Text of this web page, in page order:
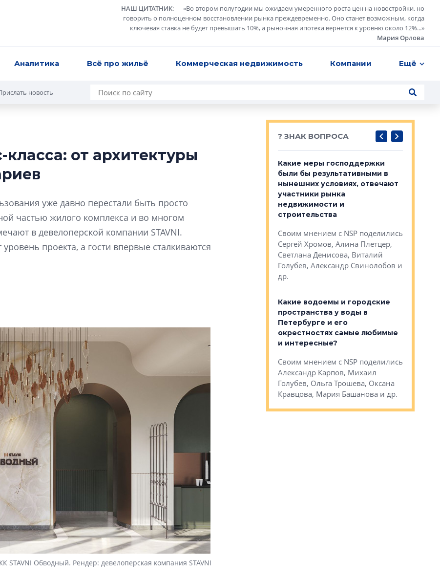
НАШ ЦИТАТНИК: «Во втором полугодии мы ожидаем умеренного роста цен на новостройки, но
говорить о полноценном восстановлении рынка преждевременно. Оно станет возможным, когда
ключевая ставка не будет превышать 10%, а рыночная ипотека вернется к уровню около 12%...»
Мария Орлова
Аналитика Всё про жильё Коммерческая недвижимость Компании Ещё
новость
от архитектуры
уже давно перестали быть просто
частью жилого комплекса и во многом
в девелоперской компании STAVNI.
проекта, а гости впервые сталкиваются
STAVNI Обводный. Рендер: девелоперская компания STAVNI
? ЗНАК ВОПРОСА
Разрыв цен между первичкой и
Разрыв цен между первичкой и
рынка? Своим мнением об этом
поделились Ольга Трошева,
Екатерина Немченко, Максим
Свинолобов, Александр Кравцов,
Кирилл Кудинов и др.
Какие меры господдержки
были бы результативными в
нынешних условиях, отвечают
участники рынка
недвижимости и
строительства
Своим мнением с NSP поделились
Сергей Хромов, Алина Плетцер,
Светлана Денисова, Виталий
Голубев, Александр Свинолобов и
др.
Какие водоемы и городские
пространства у воды в
Петербурге и его
окрестностях самые любимые
и интересные?
Своим мнением с NSP поделились
Александр Карпов, Михаил
Голубев, Ольга Трошева, Оксана
Кравцова, Мария Башанова и др.